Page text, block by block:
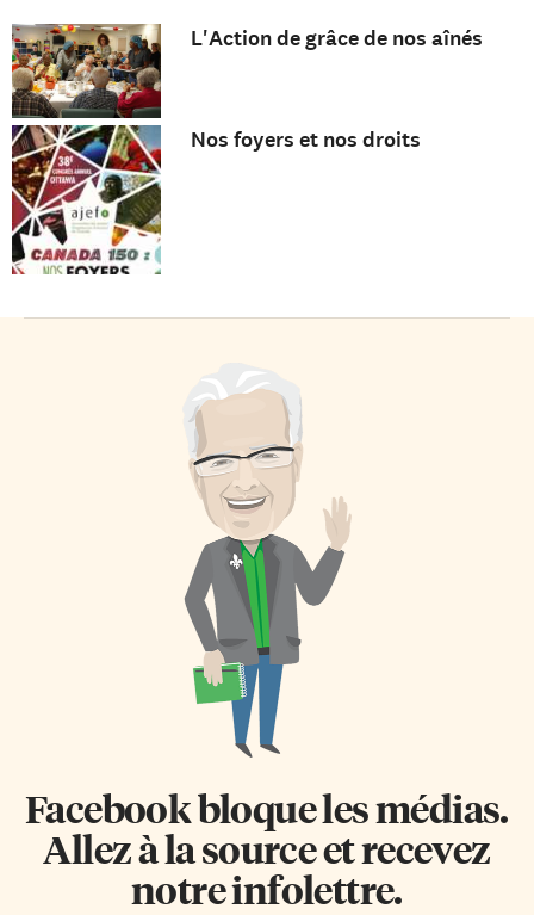
L'Action de grâce de nos aînés
Nos foyers et nos droits
Facebook bloque les médias.
Allez à la source et recevez
notre infolettre.